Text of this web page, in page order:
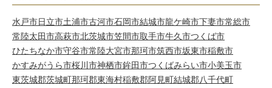
水戸市日立市土浦市古河市石岡市結城市龍ケ崎市下妻市常総市
常陸太田市高萩市北茨城市笠間市取手市牛久市つくば市
ひたちなか市守谷市常陸大宮市那珂市筑西市坂東市稲敷市
かすみがうら市桜川市神栖市鉾田市つくばみらい市小美玉市
東茨城郡茨城町那珂郡東海村稲敷郡阿見町結城郡八千代町